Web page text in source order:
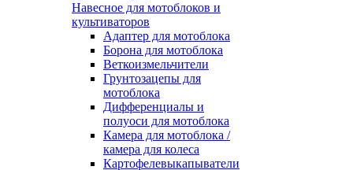
Навесное для мотоблоков и
культиваторов
Адаптер для мотоблока
Борона для мотоблока
Веткоизмельчители
Грунтозацепы для
мотоблока
Дифференциалы и
полуоси для мотоблока
Камера для мотоблока /
камера для колеса
Картофелевыкапыватели